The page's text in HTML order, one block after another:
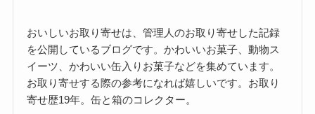
おいしいお取り寄せは、管理人のお取り寄せした記録
を公開しているブログです。かわいいお菓子、動物ス
イーツ、かわいい缶入りお菓子などを集めています。
お取り寄せする際の参考になれば嬉しいです。お取り
寄せ歴19年。缶と箱のコレクター。